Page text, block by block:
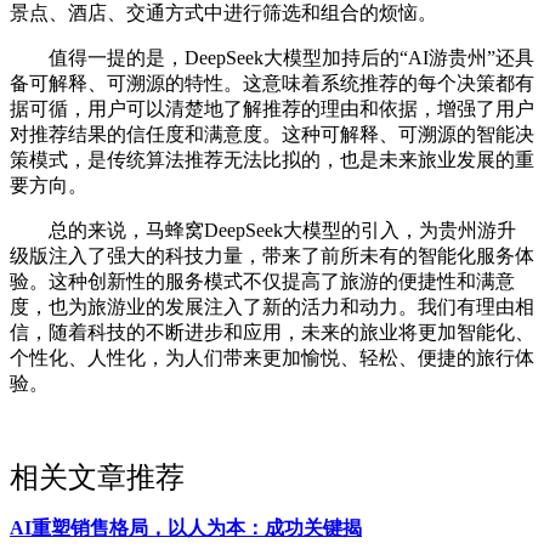
景点、酒店、交通方式中进行筛选和组合的烦恼。
值得一提的是，DeepSeek大模型加持后的“AI游贵州”还具
备可解释、可溯源的特性。这意味着系统推荐的每个决策都有
据可循，用户可以清楚地了解推荐的理由和依据，增强了用户
对推荐结果的信任度和满意度。这种可解释、可溯源的智能决
策模式，是传统算法推荐无法比拟的，也是未来旅业发展的重
要方向。
总的来说，马蜂窝DeepSeek大模型的引入，为贵州游升
级版注入了强大的科技力量，带来了前所未有的智能化服务体
验。这种创新性的服务模式不仅提高了旅游的便捷性和满意
度，也为旅游业的发展注入了新的活力和动力。我们有理由相
信，随着科技的不断进步和应用，未来的旅业将更加智能化、
个性化、人性化，为人们带来更加愉悦、轻松、便捷的旅行体
验。
相关文章推荐
AI重塑销售格局，以人为本：成功关键揭